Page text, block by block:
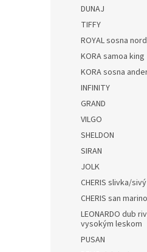
DUNAJ
TIFFY
ROYAL sosna
KORA samoa king
KORA sosna
INFINITY
GRAND
VILGO
SHELDON
SIRAN
JOLK
CHERIS slivka/
CHERIS san
LEONARDO dub
vysokým leskom
PUSAN